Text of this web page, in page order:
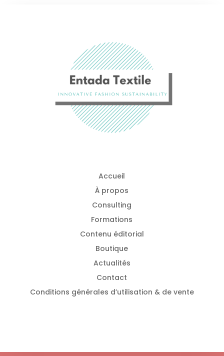
Accueil
À propos
Consulting
Formations
Contenu éditorial
Boutique
Actualités
Contact
Conditions générales d’utilisation & de vente